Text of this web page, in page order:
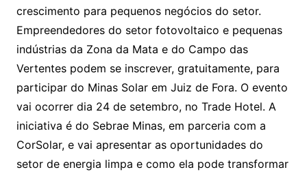
crescimento para pequenos negócios do setor.
Empreendedores do setor fotovoltaico e pequenas
indústrias da Zona da Mata e do Campo das
Vertentes podem se inscrever, gratuitamente, para
participar do Minas Solar em Juiz de Fora. O evento
vai ocorrer dia 24 de setembro, no Trade Hotel. A
iniciativa é do Sebrae Minas, em parceria com a
CorSolar, e vai apresentar as oportunidades do
setor de energia limpa e como ela pode transformar